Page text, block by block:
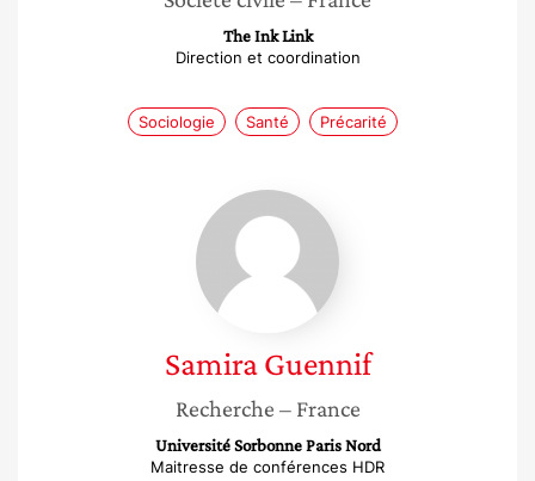
The Ink Link
Direction et coordination
Sociologie Santé Précarité
Samira
Guennif
Samira Guennif
Recherche – France
Université Sorbonne Paris Nord
Maitresse de conférences HDR